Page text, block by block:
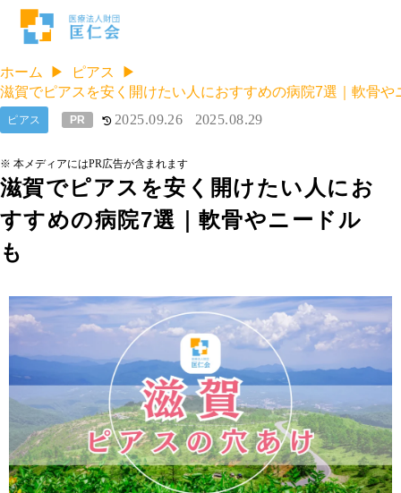
ホーム
ピアス
滋賀でピアスを安く開けたい人におすすめの病院7選｜軟骨や
滋賀でピアスを安く開けたい人にお
すすめの病院7選｜軟骨やニードル
も
2025.09.26 2025.08.29
ピアス PR
※ 本メディアにはPR広告が含まれます